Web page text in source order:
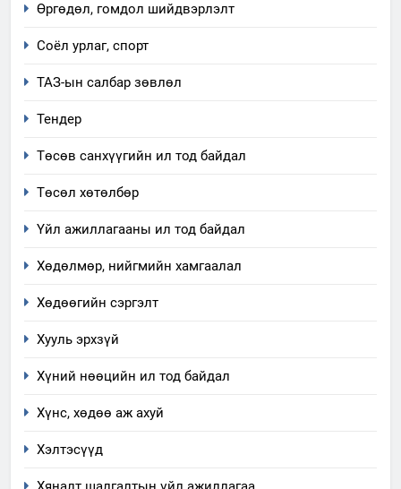
Өргөдөл, гомдол шийдвэрлэлт
Соёл урлаг, спорт
ТАЗ-ын салбар зөвлөл
Тендер
Төсөв санхүүгийн ил тод байдал
Төсөл хөтөлбөр
Үйл ажиллагааны ил тод байдал
Хөдөлмөр, нийгмийн хамгаалал
Хөдөөгийн сэргэлт
Хууль эрхзүй
Хүний нөөцийн ил тод байдал
Хүнс, хөдөө аж ахуй
Хэлтэсүүд
5
зохион байгуулах арга
ТАЗ-ЫН САЛБАР ЗӨВЛӨЛ
Санхүүгийн тайланд хийсэн
Үйл ажиллагаандаа мөрдөж